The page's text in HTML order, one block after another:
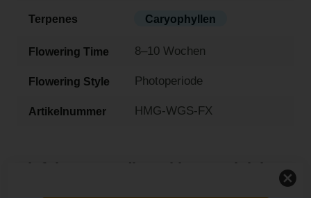
Terpenes Caryophyllen
Flowering Time 8–10 Wochen
Flowering Style Photoperiode
Artikelnummer HMG-WGS-FX
Einführung: Jedi Cookies Feminisierte